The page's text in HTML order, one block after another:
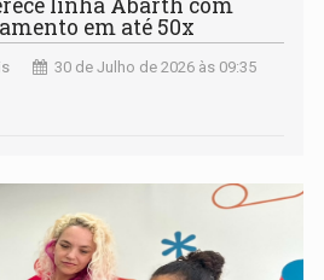
em até 50x
30 de Julho de 2026 às 09:35